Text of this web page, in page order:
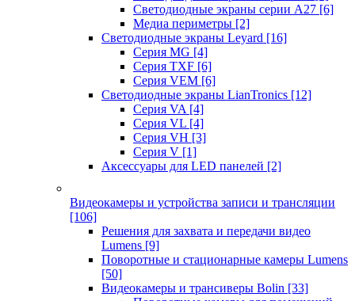
Светодиодные экраны серии А27 [6]
Медиа периметры [2]
Светодиодные экраны Leyard [16]
Серия MG [4]
Серия TXF [6]
Серия VEM [6]
Светодиодные экраны LianTronics [12]
Серия VA [4]
Серия VL [4]
Серия VH [3]
Серия V [1]
Аксессуары для LED панелей [2]
Видеокамеры и устройства записи и трансляции
[106]
Решения для захвата и передачи видео
Lumens [9]
Поворотные и стационарные камеры Lumens
[50]
Видеокамеры и трансиверы Bolin [33]